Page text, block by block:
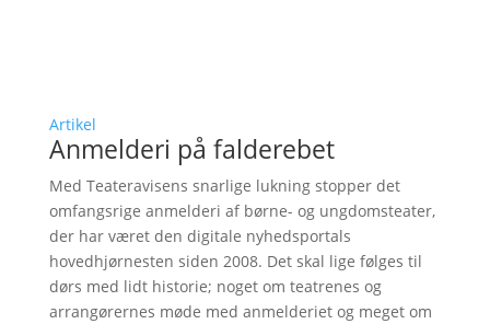
Artikel
Anmelderi på falderebet
Med Teateravisens snarlige lukning stopper det
omfangsrige anmelderi af børne- og ungdomsteater,
der har været den digitale nyhedsportals
hovedhjørnesten siden 2008. Det skal lige følges til
dørs med lidt historie; noget om teatrenes og
arrangørernes møde med anmelderiet og meget om